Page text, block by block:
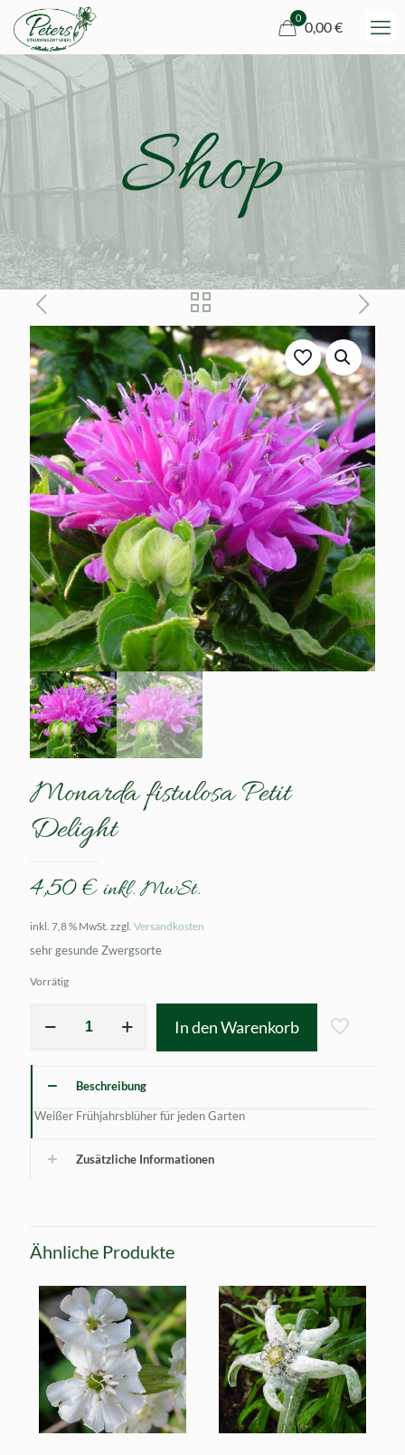
0
0,00 €
Shop
Monarda fistulosa Petit
Delight
4,50€ inkl. MwSt.
inkl. 7,8 % MwSt. zzgl. Versandkosten
sehr gesunde Zwergsorte
Vorrätig
fistulosa
Delight
In den Warenkorb
Beschreibung
Weißer Frühjahrsblüher für jeden Garten
Zusätzliche Informationen
Ähnliche Produkte